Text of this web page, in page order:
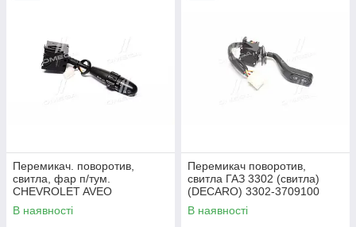
Перемикач. поворотив,
свитла, фар п/тум.
CHEVROLET AVEO
DE.96540684 UA58
В наявності
Перемикач поворотив,
свитла ГАЗ 3302 (свитла)
(DECARO) 3302-3709100
UA58
В наявності